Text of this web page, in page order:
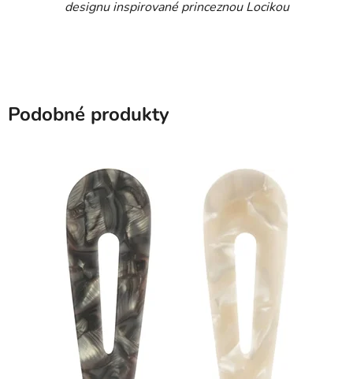
designu inspirované princeznou Locikou
Podobné produkty